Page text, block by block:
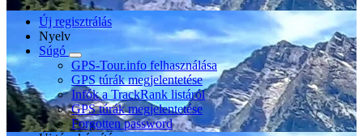
Új regisztrálás
Nyelv
Súgó
GPS-Tour.info felhasználása
GPS túrák megjelentetése
Infók a TrackRank listáról
GPS túrák megjelentetése
Forgotten password